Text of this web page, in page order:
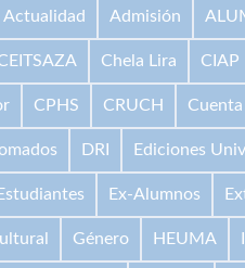
Actualidad Admisión
Chela Lira CIAP
CPHS CRUCH
DRI Ediciones
Estudiantes Ex-Alumnos
Género HEUMA